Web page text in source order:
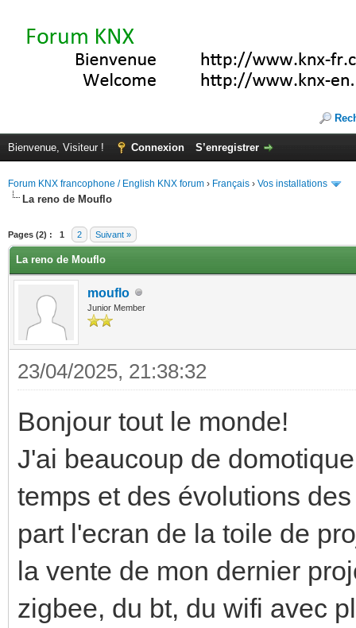
Bienvenue, Visiteur ! Connexion S’enregistrer
Forum KNX francophone / English KNX forum › Français › Vos installations
La reno de Mouflo
Pages (2) : 1 2 Suivant »
La reno de Mouflo
mouflo
Junior Member
23/04/2025, 21:38:32
Bonjour tout le monde!
J'ai beaucoup de
temps et des évolutions
part l'ecran de la toile de
la vente de mon dernier
zigbee, du bt, du wifi avec